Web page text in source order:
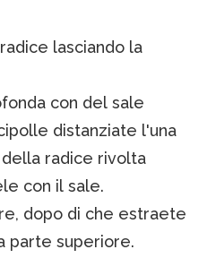
lasciando la
con del sale
distanziate l'una
radice rivolta
con il sale.
dopo di che estraete
parte superiore.